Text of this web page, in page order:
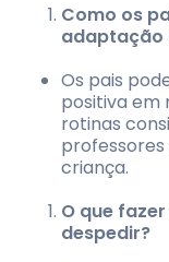
Como os
adaptação
Os pais
positiva em
rotinas
criança.
O que
despedir?